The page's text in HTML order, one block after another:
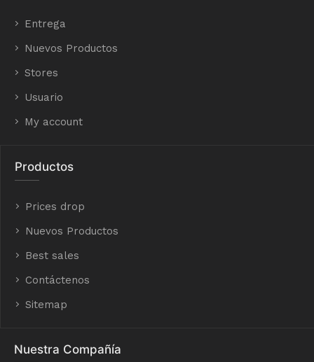
Entrega
Nuevos Productos
Stores
Usuario
My account
Productos
Prices drop
Nuevos Productos
Best sales
Contáctenos
Sitemap
Nuestra Compañía